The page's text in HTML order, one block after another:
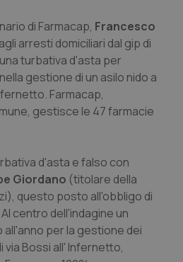
di Farmacap, Francesco
arresti domiciliari dal gip di
turbativa d'asta per
gestione di un asilo nido a
Farmacap,
gestisce le 47 farmacie
d'asta e falso con
Giordano (titolare della
questo posto all'obbligo di
centro dell'indagine un
all'anno per la gestione dei
via Bossi all' Infernetto,